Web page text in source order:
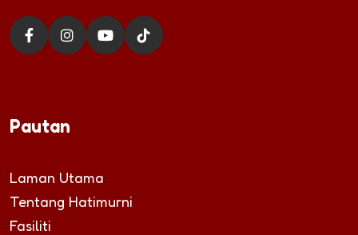
Pautan
Laman Utama
Tentang Hatimurni
Fasiliti